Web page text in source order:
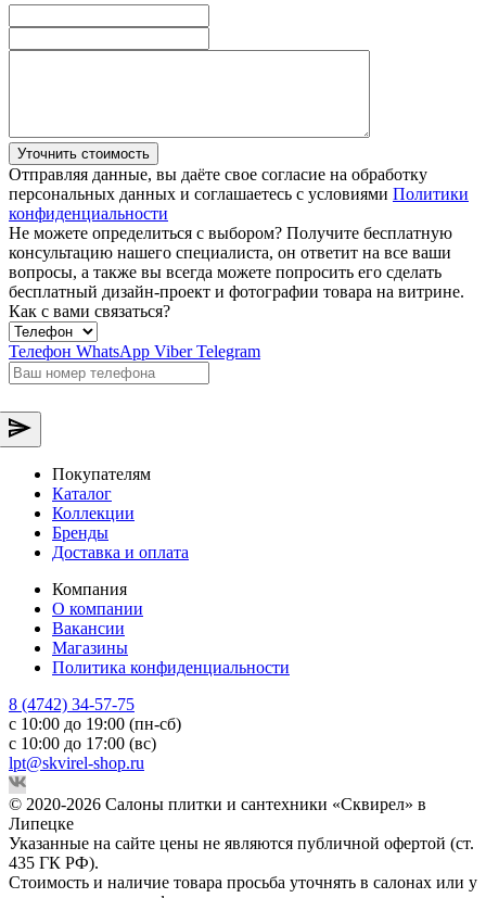
Уточнить стоимость
Отправляя данные, вы даёте свое согласие на обработку
персональных данных и соглашаетесь с условиями Политики
конфиденциальности
Не можете определиться с выбором? Получите бесплатную
консультацию нашего специалиста, он ответит на все ваши
вопросы, а также вы всегда можете попросить его сделать
бесплатный дизайн-проект и фотографии товара на витрине.
Как с вами связаться?
Телефон WhatsApp ViberTelegram
Покупателям
Каталог
Коллекции
Бренды
Доставка и оплата
Компания
О компании
Вакансии
Магазины
Политика конфиденциальности
8 (4742) 34-57-75
с 10:00 до 19:00 (пн-сб)
с 10:00 до 17:00 (вс)
lpt@skvirel-shop.ru
© 2020-2026 Салоны плитки и сантехники «Сквирел» в
Липецке
Указанные на сайте цены не являются публичной офертой (ст.
435 ГК РФ).
Стоимость и наличие товара просьба уточнять в салонах или у